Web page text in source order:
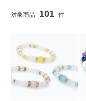
101